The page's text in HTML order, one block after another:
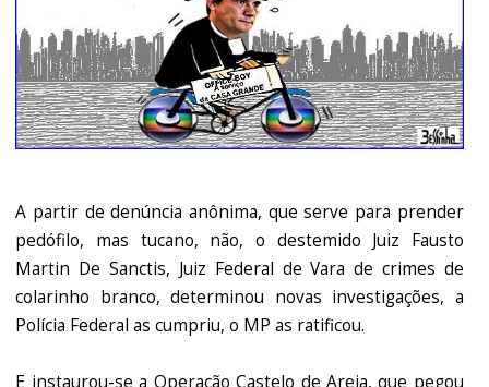
A partir de denúncia anônima, que serve para prender
pedófilo, mas tucano, não, o destemido Juiz Fausto
Martin De Sanctis, Juiz Federal de Vara de crimes de
colarinho branco, determinou novas investigações, a
Polícia Federal as cumpriu, o MP as ratificou.
E instaurou-se a Operação Castelo de Areia, que pegou